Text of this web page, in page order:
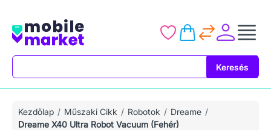
Keresés
Kezdőlap Műszaki Cikk Robotok
Dreame
Dreame X40 Ultra Robot Vacuum (Fehér)